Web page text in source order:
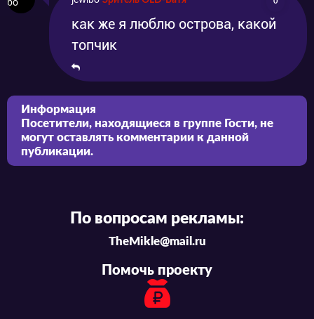
как же я люблю острова, какой
топчик
Информация
Посетители, находящиеся в группе Гости, не
могут оставлять комментарии к данной
публикации.
По вопросам рекламы:
TheMikle@mail.ru
Помочь проекту